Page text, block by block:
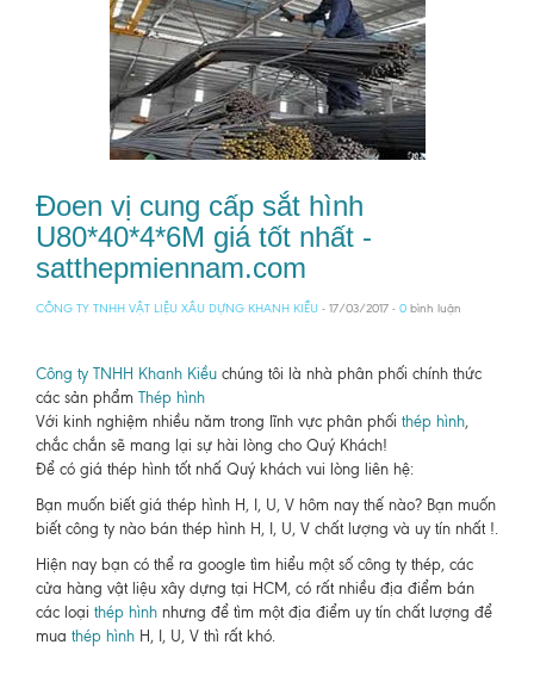
Đoen vị cung cấp sắt hình
U80*40*4*6M giá tốt nhất -
satthepmiennam.com
CÔNG TY TNHH VẬT LIỆU XÂU DỰNG KHANH KIỀU - 17/03/2017 - 0 bình luận
Công ty TNHH Khanh Kiều chúng tôi là nhà phân phối chính thức
các sản phẩm Thép hình
Với kinh nghiệm nhiều năm trong lĩnh vực phân phối thép hình,
chắc chắn sẽ mang lại sự hài lòng cho Quý Khách!
Để có giá thép hình tốt nhấ Quý khách vui lòng liên hệ:
Bạn muốn biết giá thép hình H, I, U, V hôm nay thế nào? Bạn muốn
biết công ty nào bán thép hình H, I, U, V chất lượng và uy tín nhất !.
Hiện nay bạn có thể ra google tìm hiểu một số công ty thép, các
cửa hàng vật liệu xây dựng tại HCM, có rất nhiều địa điểm bán
các loại thép hình nhưng để tìm một địa điểm uy tín chất lượng để
mua thép hình H, I, U, V thì rất khó.